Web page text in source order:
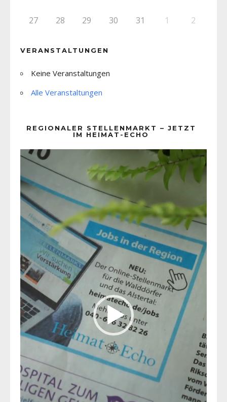
27 28 29 30 31 1 2
VERANSTALTUNGEN
Keine Veranstaltungen
Alle Veranstaltungen
REGIONALER STELLENMARKT – JETZT
IM HEIMAT-ECHO
Player